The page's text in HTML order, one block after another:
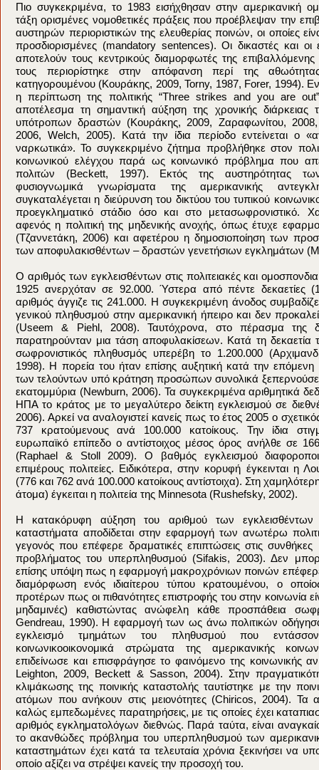
Πιο συγκεκριμένα, το 1983 εισήχθησαν στην αμερικανική
τάξη ορισμένες νομοθετικές πράξεις που προέβλεψαν την
αυστηρών περιοριστικών της ελευθερίας ποινών, οι οποίες
προσδιορισμένες (mandatory sentences). Οι δικαστές και
αποτελούν τους κεντρικούς διαμορφωτές της
τους περιορίστηκε στην απόφανση περί της
κατηγορουμένου (Κουράκης, 2009, Torny, 1987, Forer, 1994).
η περίπτωση της πολιτικής “Three strikes and you are
αποτέλεσμα τη σημαντική αύξηση της χρονικής διάρκειας
υπότροπων δραστών (Κουράκης, 2009, Ζαραφωνίτου,
2006, Welch, 2005). Κατά την ίδια περίοδο εντείνεται ο
ναρκωτικά». Το συγκεκριμένο ζήτημα προβλήθηκε στον
κοινωνικού ελέγχου παρά ως κοινωνικό πρόβλημα που
πολιτών (Beckett, 1997). Εκτός της αυστηρότητας
φυσιογνωμικά γνωρίσματα της αμερικανικής
συγκαταλέγεται η διεύρυνση του δικτύου του τυπικού
προεγκληματικό στάδιο όσο και στο μετασωφρονιστικό.
αφενός η πολιτική της μηδενικής ανοχής, όπως έτυχε
(Τζαννετάκη, 2006) και αφετέρου η δημοσιοποίηση των
των αποφυλακισθέντων – δραστών γενετήσιων εγκλημάτων
Ο αριθμός των εγκλεισθέντων στις πολιτειακές και
1925 ανερχόταν σε 92.000. Ύστερα από πέντε δεκαετίες
αριθμός άγγιζε τις 241.000. Η συγκεκριμένη άνοδος
γενικού πληθυσμού στην αμερικανική ήπειρο και δεν
(Useem & Piehl, 2008). Ταυτόχρονα, στο πέρασμα της
παρατηρούνταν μια τάση αποφυλακίσεων. Κατά τη δεκαετία
σωφρονιστικός πληθυσμός υπερέβη το 1.200.000
1998). Η πορεία του ήταν επίσης αυξητική κατά την επόμενη
των τελούντων υπό κράτηση προσώπων συνολικά ξεπερνούσε
εκατομμύρια (Newburn, 2006). Τα συγκεκριμένα αριθμητικά
ΗΠΑ το κράτος με το μεγαλύτερο δείκτη εγκλεισμού σε
2006). Αρκεί να αναλογιστεί κανείς πως το έτος 2005 ο
737 κρατούμενους ανά 100.000 κατοίκους. Την ίδια
ευρωπαϊκό επίπεδο ο αντίστοιχος μέσος όρος ανήλθε σε 166
(Raphael & Stoll 2009). Ο βαθμός εγκλεισμού
επιμέρους πολιτείες. Ειδικότερα, στην κορυφή έγκεινται η
(776 και 762 ανά 100.000 κατοίκους αντίστοιχα). Στη
άτομα) έγκειται η πολιτεία της Minnesota (Rushefsky, 2002).
Η κατακόρυφη αύξηση του αριθμού των εγκλεισθέντων
καταστήματα αποδίδεται στην εφαρμογή των ανωτέρω
γεγονός που επέφερε δραματικές επιπτώσεις στις
προβλήματος του υπερπληθυσμού (Sifakis, 2003). Δεν
επίσης υπόψη πως η εφαρμογή μακροχρόνιων ποινών
διαμόρφωση ενός ιδιαίτερου τύπου κρατουμένου, ο
προτέρων πως οι πιθανότητες επιστροφής του στην κοινωνία
μηδαμινές) καθιστώντας ανώφελη κάθε προσπάθεια
Gendreau, 1990). Η εφαρμογή των ως άνω πολιτικών
εγκλεισμό τμημάτων του πληθυσμού που
κοινωνικοοικονομικά στρώματα της αμερικανικής
επιδείνωσε και επισφράγησε το φαινόμενο της κοινωνικής
Leighton, 2009, Beckett & Sasson, 2004). Στην
κλιμάκωσης της ποινικής καταστολής ταυτίστηκε με την
ατόμων που ανήκουν στις μειονότητες (Chiricos, 2004). Τα
καλώς εμπεδωμένες παρατηρήσεις, με τις οποίες έχει
αριθμός εγκληματολόγων διεθνώς. Παρά ταύτα, είναι
το ακανθώδες πρόβλημα του υπερπληθυσμού των
καταστημάτων έχει κατά τα τελευταία χρόνια ξεκινήσει να
οποίο αξίζει να στρέψει κανείς την προσοχή του.